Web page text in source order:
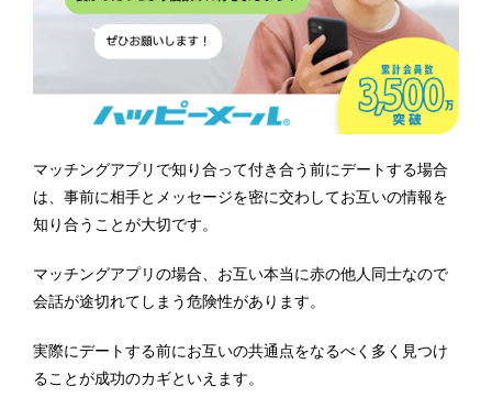
マッチングアプリで知り合って付き合う前にデートする場合
は、事前に相手とメッセージを密に交わしてお互いの情報を
知り合うことが大切です。
マッチングアプリの場合、お互い本当に赤の他人同士なので
会話が途切れてしまう危険性があります。
実際にデートする前にお互いの共通点をなるべく多く見つけ
ることが成功のカギといえます。